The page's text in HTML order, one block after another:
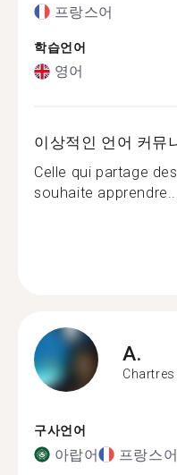
프랑스어
학습언어
영어
이상적인 언어 커뮤
Celle qui partage
souhaite
A.
Chartres
구사언어
아랍어 프랑스어